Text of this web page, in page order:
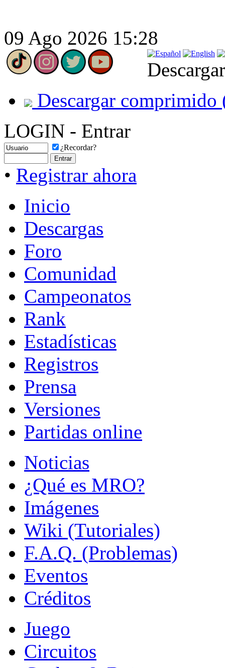
09 Ago 2026 15:28
Descargar comprimido
LOGIN - Entrar
¿Recordar?
• Registrar ahora
Inicio
Descargas
Foro
Comunidad
Campeonatos
Rank
Estadísticas
Registros
Prensa
Versiones
Partidas online
Noticias
¿Qué es MRO?
Imágenes
Wiki (Tutoriales)
F.A.Q. (Problemas)
Eventos
Créditos
Juego
Circuitos